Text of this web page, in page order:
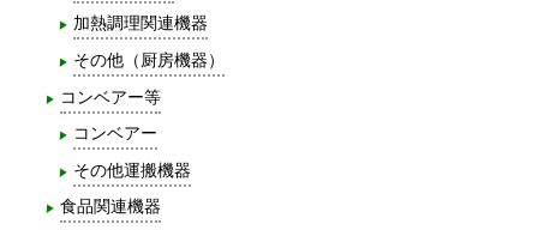
加熱調理関連機器
その他（厨房機器）
コンベアー等
コンベアー
その他運搬機器
食品関連機器